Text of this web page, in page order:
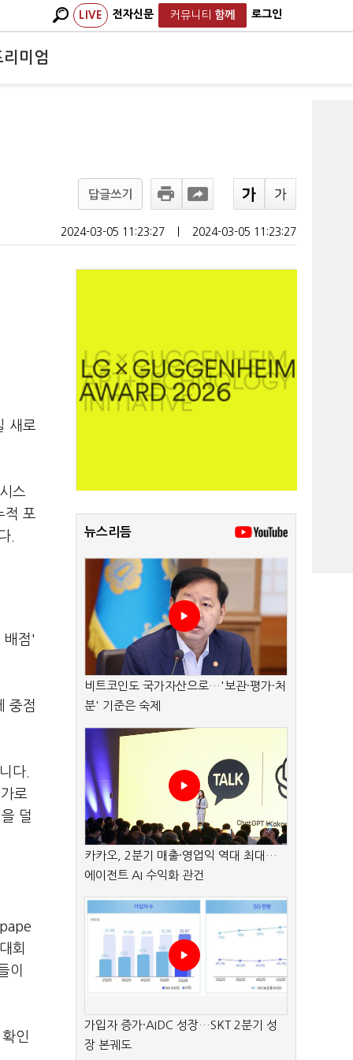
LIVE 전자신문 커뮤니티 함께 로그인
리미엄
답글쓰기
2024-03-05 11:23:27 2024-03-05 11:23:27
새로
스
적 포
.
배점'
중점
다.
로
덜
회
이
인
뉴스리듬
비트코인도 국가자산으로…'보관·평가·처
분' 기준은 숙제
카카오, 2분기 매출·영업익 역대 최대…
에이전트 AI 수익화 관건
가입자 증가·AIDC 성장…SKT 2분기 성
장 본궤도